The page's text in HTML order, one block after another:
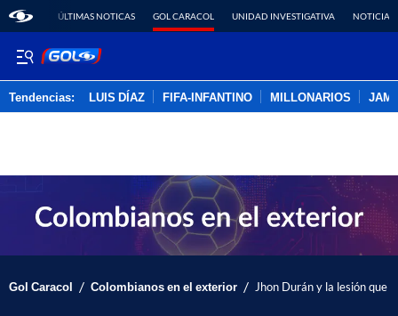
ÚLTIMAS NOTICAS GOL CARACOL UNIDAD INVESTIGATIVA NOTICIAS
Tendencias: LUIS DÍAZ FIFA-INFANTINO MILLONARIOS
Gol Caracol / Colombianos en el exterior / Jhon Durán y la lesión que